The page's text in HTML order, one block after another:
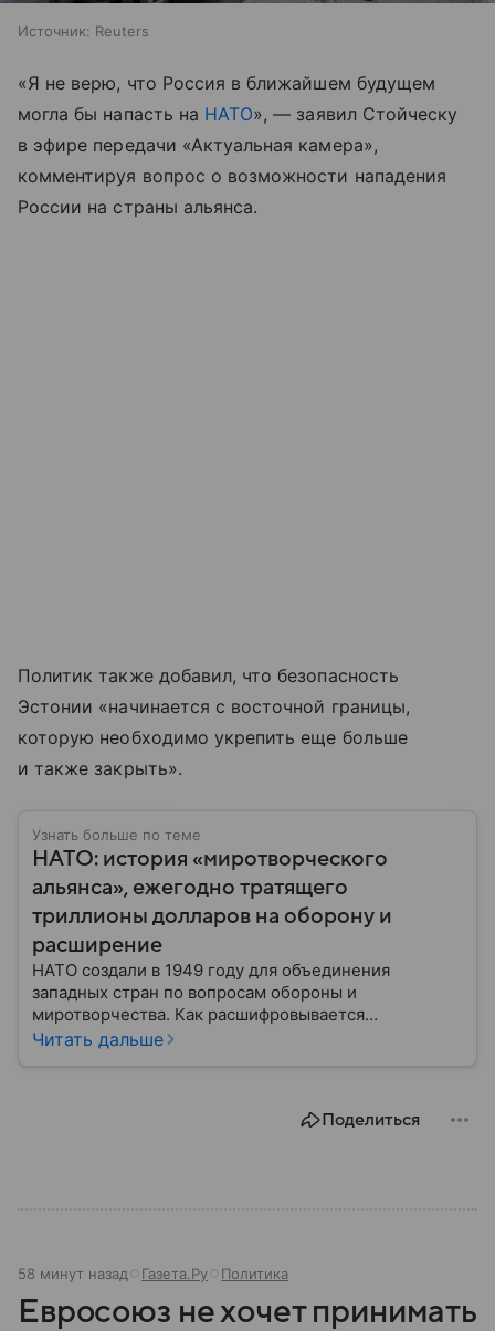
Источник: Reuters
«Я не верю, что Россия в ближайшем будущем
могла бы напасть на НАТО», — заявил Стойческу
в эфире передачи «Актуальная камера»,
комментируя вопрос о возможности нападения
России на страны альянса.
Политик также добавил, что безопасность
Эстонии «начинается с восточной границы,
которую необходимо укрепить еще больше
и также закрыть».
Узнать больше по теме
НАТО: история «миротворческого
альянса», ежегодно тратящего
триллионы долларов на оборону и
расширение
НАТО создали в 1949 году для объединения
западных стран по вопросам обороны и
миротворчества. Как расшифровывается
аббревиатура, для чего задумывали группировку и к
Читать дальше
Поделиться
58 минут назад Газета.Ру Политика
Евросоюз не хочет принимать